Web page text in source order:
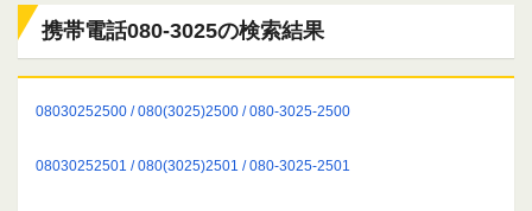
携帯電話080-3025の検索結果
08030252500 / 080(3025)2500 / 080-3025-2500
08030252501 / 080(3025)2501 / 080-3025-2501